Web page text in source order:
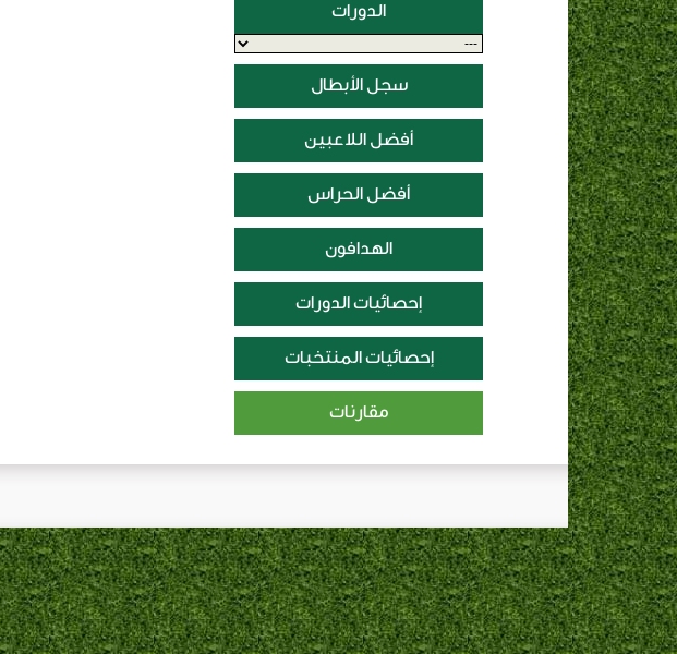
الدورات
سجل الأبطال
أفضل اللاعبين
أفضل الحراس
الهدافون
إحصائيات الدورات
إحصائيات المنتخبات
مقارنات